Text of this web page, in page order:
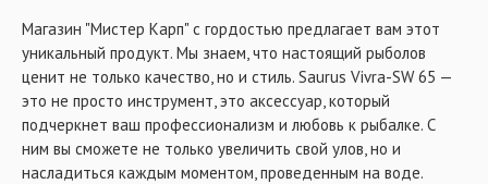
Магазин "Мистер Карп" с гордостью предлагает вам этот
уникальный продукт. Мы знаем, что настоящий рыболов
ценит не только качество, но и стиль. Saurus Vivra-SW 65 —
это не просто инструмент, это аксессуар, который
подчеркнет ваш профессионализм и любовь к рыбалке. С
ним вы сможете не только увеличить свой улов, но и
насладиться каждым моментом, проведенным на воде.